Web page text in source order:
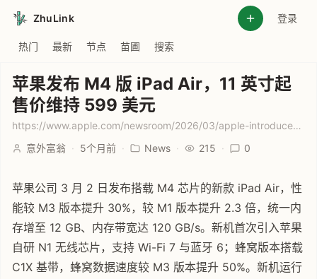
ZhuLink 登录
热门 最新 节点 苗圃 搜索
苹果发布 M4 版 iPad Air，11 英寸起
售价维持 599 美元
https://www.apple.com/newsroom/2026/03/apple-introduces-the-new-ipad-air-powered-by-m4/
意外富翁 · 5个月前 · News · 215 · 0
苹果公司 3 月 2 日发布搭载 M4 芯片的新款 iPad Air，性
能较 M3 版本提升 30%，较 M1 版本提升 2.3 倍，统一内
存增至 12 GB、内存带宽达 120 GB/s。新机首次引入苹果
自研 N1 无线芯片，支持 Wi-Fi 7 与蓝牙 6；蜂窝版本搭载
C1X 基带，蜂窝数据速度较 M3 版本提升 50%。新机运行